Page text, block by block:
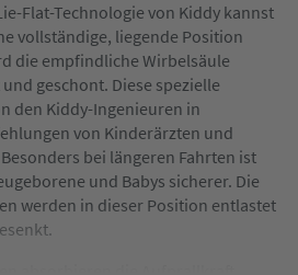
Flat-Technologie von Kiddy kannst
vollständige, liegende Position
die empfindliche Wirbelsäule
geschont. Diese spezielle
den Kiddy-Ingenieuren in
von Kinderärzten und
bei längeren Fahrten ist
und Babys sicherer. Die
werden in dieser Position entlastet